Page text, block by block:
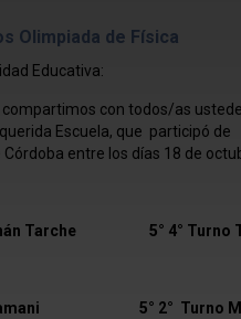
Olimpiada de Física
Educativa:
compartimos con todos/as
Escuela, que participó
Córdoba entre los días 18 de
Tarche 5° 4° Turno
5° 2° Turno